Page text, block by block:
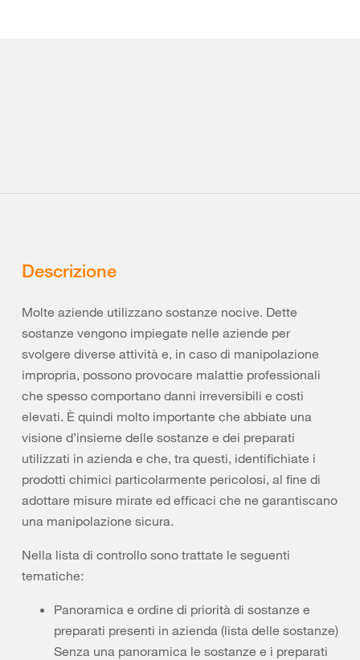
Descrizione
Molte aziende utilizzano sostanze nocive. Dette
sostanze vengono impiegate nelle aziende per
svolgere diverse attività e, in caso di manipolazione
impropria, possono provocare malattie professionali
che spesso comportano danni irreversibili e costi
elevati. È quindi molto importante che abbiate una
visione d’insieme delle sostanze e dei preparati
utilizzati in azienda e che, tra questi, identifichiate i
prodotti chimici particolarmente pericolosi, al fine di
adottare misure mirate ed efficaci che ne garantiscano
una manipolazione sicura.
Nella lista di controllo sono trattate le seguenti
tematiche:
Panoramica e ordine di priorità di sostanze e
preparati presenti in azienda (lista delle sostanze)
Senza una panoramica le sostanze e i preparati